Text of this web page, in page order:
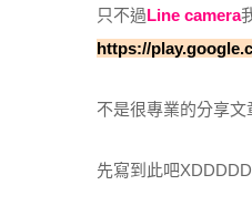
只不過Line camera
https://
不是很專業的分享文
先寫到此吧